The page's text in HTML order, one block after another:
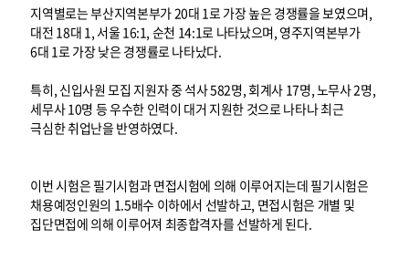
지역별로는 부산지역본부가 20대 1로 가장 높은 경쟁률을 보였으며,
대전 18대 1, 서울 16:1, 순천 14:1로 나타났으며, 영주지역본부가
6대 1로 가장 낮은 경쟁률로 나타났다.
특히, 신입사원 모집 지원자 중 석사 582명, 회계사 17명, 노무사 2명,
세무사 10명 등 우수한 인력이 대거 지원한 것으로 나타나 최근
극심한 취업난을 반영하였다.
이번 시험은 필기시험과 면접시험에 의해 이루어지는데 필기시험은
채용예정인원의 1.5배수 이하에서 선발하고, 면접시험은 개별 및
집단면접에 의해 이루어져 최종합격자를 선발하게 된다.